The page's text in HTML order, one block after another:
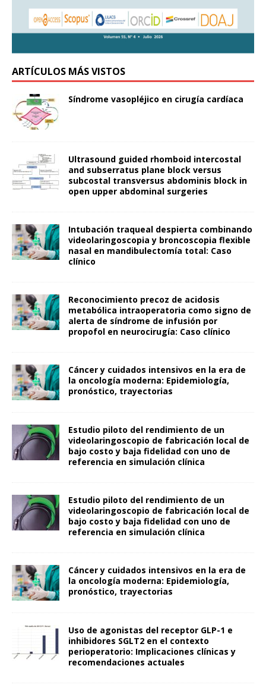
ARTÍCULOS MÁS VISTOS
Síndrome vasopléjico en cirugía cardíaca
Ultrasound guided rhomboid intercostal
and subserratus plane block versus
subcostal transversus abdominis block in
open upper abdominal surgeries
Intubación traqueal despierta combinando
videolaringoscopia y broncoscopia flexible
nasal en mandibulectomía total: Caso
clínico
Reconocimiento precoz de acidosis
metabólica intraoperatoria como signo de
alerta de síndrome de infusión por
propofol en neurocirugía: Caso clínico
Cáncer y cuidados intensivos en la era de
la oncología moderna: Epidemiología,
pronóstico, trayectorias
Estudio piloto del rendimiento de un
videolaringoscopio de fabricación local de
bajo costo y baja fidelidad con uno de
referencia en simulación clínica
Estudio piloto del rendimiento de un
videolaringoscopio de fabricación local de
bajo costo y baja fidelidad con uno de
referencia en simulación clínica
Cáncer y cuidados intensivos en la era de
la oncología moderna: Epidemiología,
pronóstico, trayectorias
Uso de agonistas del receptor GLP-1 e
inhibidores SGLT2 en el contexto
perioperatorio: Implicaciones clínicas y
recomendaciones actuales